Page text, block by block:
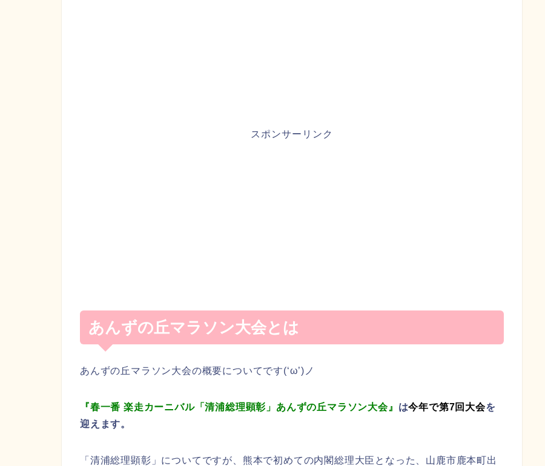
スポンサーリンク
あんずの丘マラソン大会とは
あんずの丘マラソン大会の概要についてです(‘ω’)ノ
『春一番 楽走カーニバル「清浦総理顕彰」あんずの丘マラソン大会』 は今年で第7回大会を
迎えます。
「清浦総理顕彰」についてですが、熊本で初めての内閣総理大臣となった、山鹿市鹿本町出